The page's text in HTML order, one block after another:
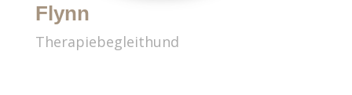
Flynn
Therapiebegleithund